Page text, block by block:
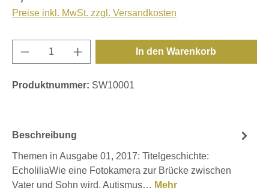
Preise inkl. MwSt. zzgl. Versandkosten
Produkt Anzahl: Gib den gewünschten
In den Warenkorb
Produktnummer: SW10001
Beschreibung
Themen in Ausgabe 01, 2017: Titelgeschichte:
EcholiliaWie eine Fotokamera zur Brücke zwischen
Vater und Sohn wird. Autismus… Mehr